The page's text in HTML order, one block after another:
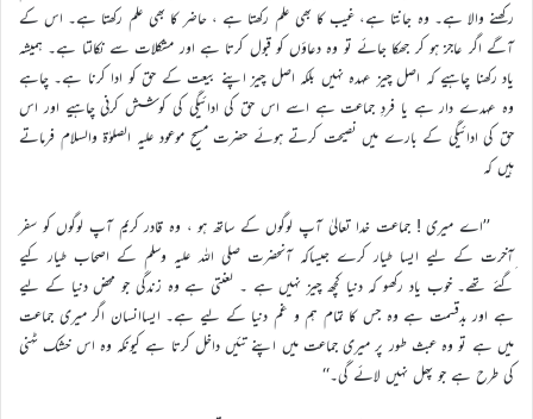
رکھنے والا ہے۔ وہ جانتا ہے، غیب کا بھی علم رکھتا ہے ، حاضر کا بھی علم رکھتا ہے۔ اس کے
آگے اگر عاجز ہو کر جھکا جائے تو وہ دعاؤں کو قبول کرتا ہے اور مشکلات سے نکالتا ہے۔ ہمیشہ
یاد رکھنا چاہیے کہ اصل چیز عہدہ نہیں بلکہ اصل چیز اپنے بیعت کے حق کو ادا کرنا ہے۔ چاہے
وہ عہدے دار ہے یا فردِ جماعت ہے اسے اس حق کی ادائیگی کی کوشش کرنی چاہیے اور اس
حق کی ادائیگی کے بارے میں نصیحت کرتے ہوئے حضرت مسیح موعود علیہ الصلوٰة والسلام فرماتے
ہیں کہ
’’اے میری ! جماعت خدا تعالیٰ آپ لوگوں کے ساتھ ہو ، وہ قادر کریم آپ لوگوں کو سفر
ِآخرت کے لیے ایسا طیار کرے جیساکہ آنحضرت صلی اللہ علیہ وسلم کے اصحاب طیار کیے
گئے تھے۔ خوب یاد رکھو کہ دنیا کچھ چیز نہیں ہے ۔ لعنتی ہے وہ زندگی جو محض دنیا کے لیے
ہے اور بدقسمت ہے وہ جس کا تمام ہم و غم دنیا کے لیے ہے۔ ایساانسان اگر میری جماعت
میں ہے تو وہ عبث طور پر میری جماعت میں اپنے تئیں داخل کرتا ہے کیونکہ وہ اس خشک ٹہنی
کی طرح ہے جو پھل نہیں لائے گی۔‘‘